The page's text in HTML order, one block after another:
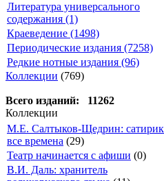
Литература универсального
содержания (1)
Краеведение (1498)
Периодические издания (7258)
Редкие нотные издания (96)
Коллекции (769)
Всего изданий: 11262
Коллекции
М.Е. Салтыков-Щедрин:
все времена (29)
Театр начинается с афиши (0)
В.И. Даль: хранитель